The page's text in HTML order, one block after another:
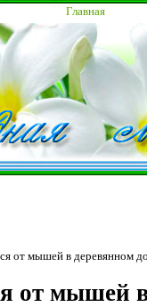
Главная
от мышей в деревянном
от мышей